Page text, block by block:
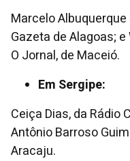
Marcelo
Gazeta de Alagoas;
O Jornal, de Maceió.
Em Sergipe:
Ceiça Dias, da Rádio
Antônio Barroso
Aracaju.